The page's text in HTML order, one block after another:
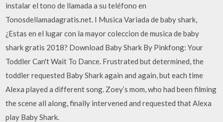
instalar el tono de llamada a su teléfono en
Tonosdellamadagratis.net. I Musica Variada de baby shark,
¿Estas en el lugar con la mayor coleccion de musica de baby
shark gratis 2018? Download Baby Shark By Pinkfong: Your
Toddler Can't Wait To Dance. Frustrated but determined, the
toddler requested Baby Shark again and again, but each time
Alexa played a different song. Zoey’s mom, who had been filming
the scene all along, finally intervened and requested that Alexa
play Baby Shark.